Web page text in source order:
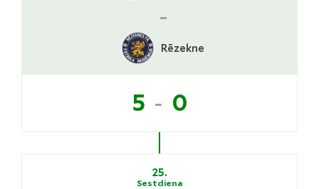
-
Rēzekne
5 - 0
25.
Sestdiena